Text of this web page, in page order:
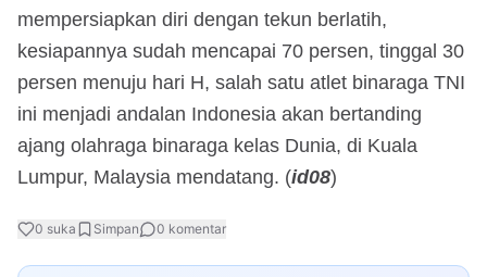
mempersiapkan diri dengan tekun berlatih,
kesiapannya sudah mencapai 70 persen, tinggal 30
persen menuju hari H, salah satu atlet binaraga TNI
ini menjadi andalan Indonesia akan bertanding
ajang olahraga binaraga kelas Dunia, di Kuala
Lumpur, Malaysia mendatang. (id08)
0 suka Simpan 0 komentar